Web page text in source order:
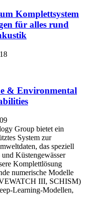
Komplettsystem
für alles rund
& Environmental
Group bietet ein
System zur
das speziell
Küstengewässer
Komplettlösung
numerische Modelle
III, SCHISM)
Learning-Modellen,